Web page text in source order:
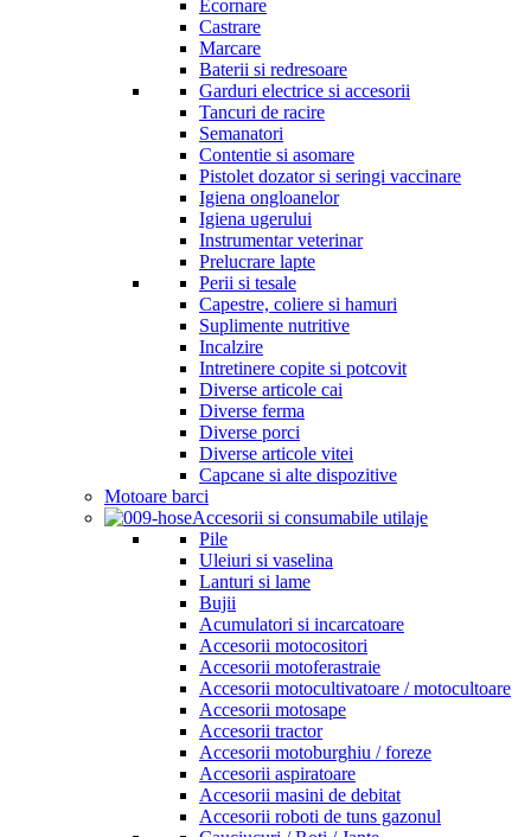
Ecornare
Castrare
Marcare
Baterii si redresoare
Garduri electrice si accesorii
Tancuri de racire
Semanatori
Contentie si asomare
Pistolet dozator si seringi vaccinare
Igiena ongloanelor
Igiena ugerului
Instrumentar veterinar
Prelucrare lapte
Perii si tesale
Capestre, coliere si hamuri
Suplimente nutritive
Incalzire
Intretinere copite si potcovit
Diverse articole cai
Diverse ferma
Diverse porci
Diverse articole vitei
Capcane si alte dispozitive
Motoare barci
Accesorii si consumabile utilaje
Pile
Uleiuri si vaselina
Lanturi si lame
Bujii
Acumulatori si incarcatoare
Accesorii motocositori
Accesorii motoferastraie
Accesorii motocultivatoare / motocultoare
Accesorii motosape
Accesorii tractor
Accesorii motoburghiu / foreze
Accesorii aspiratoare
Accesorii masini de debitat
Accesorii roboti de tuns gazonul